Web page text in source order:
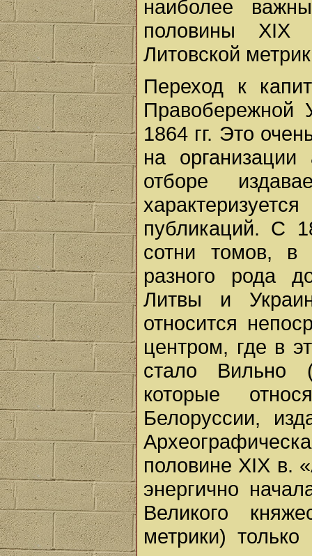
наиболее
половины XIX
Литовской
Переход к
Правобережной
1864 гг. Это
на
отборе
публикаций. С
сотни томов, в
разного рода
Литвы и
относится
центром, где в
стало Вильно
которые
Белоруссии,
половине XIX в.
энергично
Великого
метрики)